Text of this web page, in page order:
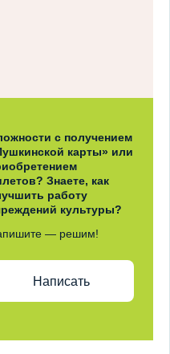
с получением
карты» или
Знаете, как
работу
культуры?
— решим!
Написать